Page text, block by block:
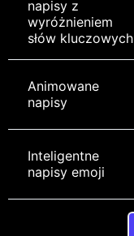
napisy z
wyróżnieniem
słów kluczowych
Animowane
napisy
Inteligentne
napisy emoji